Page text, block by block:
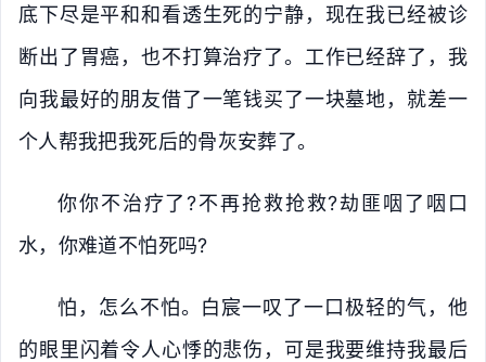
底下尽是平和和看透生死的宁静，现在我已经被诊
断出了胃癌，也不打算治疗了。工作已经辞了，我
向我最好的朋友借了一笔钱买了一块墓地，就差一
个人帮我把我死后的骨灰安葬了。
你你不治疗了?不再抢救抢救?劫匪咽了咽口
水，你难道不怕死吗?
怕，怎么不怕。白宸一叹了一口极轻的气，他
的眼里闪着令人心悸的悲伤，可是我要维持我最后